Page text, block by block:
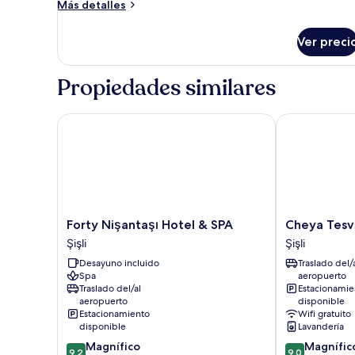
Más detalles
Más
Atrium
Ver
Propiedades similares
Forty
Nişantaşı
Hotel
&
SPA
Şişli
Forty Nişantaşı Hotel & SPA
Şişli
Desayuno incluido
Spa
Traslado del/al
aeropuerto
Estacionamiento
disponible
9.2
9.2 Magnífico
Forty Nişantaşı Hotel & SPA
Cheya
Tesvikiye
Şişli
Cheya
Şişli
Traslado del/
aeropuerto
disponible
Wifi gratuito
Lavandería
9.0
9.0
Cheya